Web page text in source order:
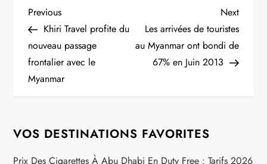
N
a
v
g
a
Previous
Post
Previous
Khiri Travel profite du
nouveau passage
frontalier avec le
Myanmar
Next
Post
Next
Les arrivées de touristes
au Myanmar ont bondi de
67% en Juin 2013
VOS DESTINATIONS FAVORITES
Prix Des Cigarettes À Abu Dhabi En Duty Free : Tarifs 2026